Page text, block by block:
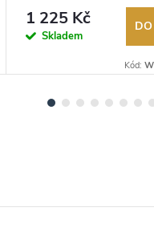
Autorizovaný prodejce.
1 225 Kč
Skladem
Kód: